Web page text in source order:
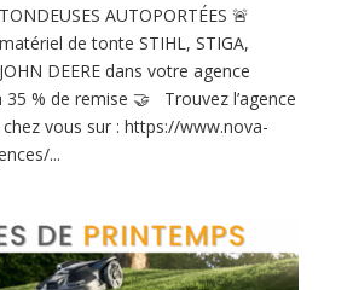
AUTOPORTÉES 🚨
de tonte STIHL, STIGA,
DEERE dans votre agence
35 % de remise 🤝 Trouvez l’agence
vous sur : https://www.nova-
...